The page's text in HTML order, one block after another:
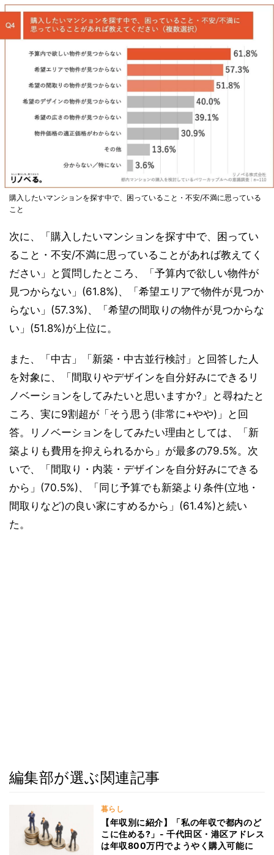
購入したいマンションを探す中で、困っていること・不安/不満に思っている
こと
次に、「購入したいマンションを探す中で、困ってい
ること・不安/不満に思っていることがあれば教えてく
ださい」と質問したところ、「予算内で欲しい物件が
見つからない」(61.8%)、「希望エリアで物件が見つか
らない」(57.3%)、「希望の間取りの物件が見つからな
い」(51.8%)が上位に。
また、「中古」「新築・中古並行検討」と回答した人
を対象に、「間取りやデザインを自分好みにできるリ
ノベーションをしてみたいと思いますか?」と尋ねたと
ころ、実に9割超が「そう思う(非常に+やや)」と回
答。リノベーションをしてみたい理由としては、「新
築よりも費用を抑えられるから」が最多の79.5%。次
いで、「間取り・内装・デザインを自分好みにできる
から」(70.5%)、「同じ予算でも新築より条件(立地・
間取りなど)の良い家にすめるから」(61.4%)と続い
た。
編集部が選ぶ関連記事
暮らし
【年収別に紹介】「私の年収で都内のど
こに住める?」- 千代田区・港区アドレス
は年収800万円でようやく購入可能に